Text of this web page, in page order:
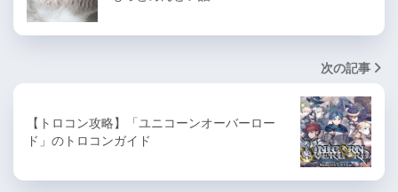
次の記事
【トロコン攻略】「ユニコーンオーバーロー
ド」のトロコンガイド